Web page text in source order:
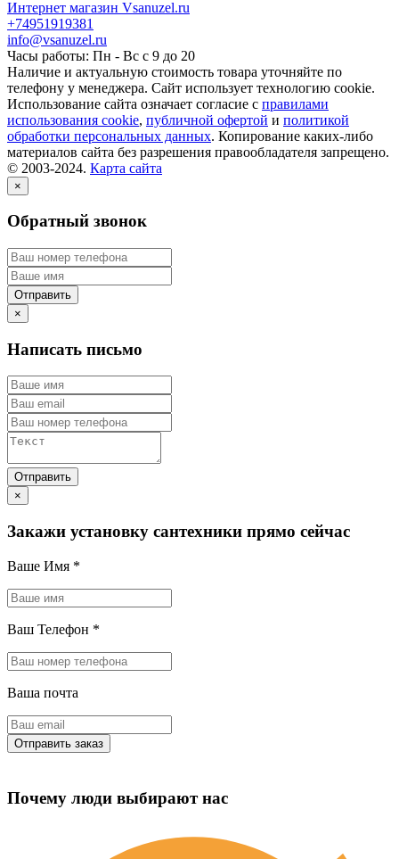
Интернет магазин Vsanuzel.ru
+74951919381
info@vsanuzel.ru
Часы работы: Пн - Вс с 9 до 20
Наличие и актуальную стоимость товара уточняйте по
телефону у менеджера. Сайт использует технологию cookie.
Использование сайта означает согласие с правилами
использования cookie, публичной офертой и политикой
обработки персональных данных. Копирование каких-либо
материалов сайта без разрешения правообладателя запрещено.
© 2003-2024. Карта сайта
×
Обратный звонок
×
Написать письмо
×
Закажи установку сантехники прямо сейчас
Ваше Имя *
Ваш Телефон *
Ваша почта
Почему люди выбирают нас